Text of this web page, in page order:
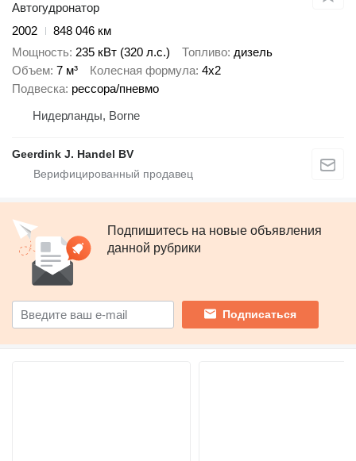
Автогудронатор
2002
848 046 км
Мощность 235 кВт (320 л.с.) Топливо дизель
Объем 7 м³ Колесная формула 4x2
Подвеска рессора/пневмо
Нидерланды, Borne
Geerdink J. Handel BV
Подпишитесь на новые объявления
данной рубрики
Подписаться